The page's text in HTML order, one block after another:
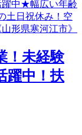
！未経験
躍中！扶